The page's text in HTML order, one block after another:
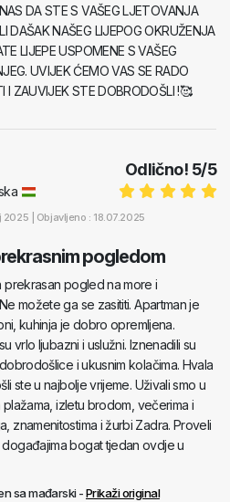
DA STE S VAŠEG LJETOVANJA
DAŠAK NAŠEG LIJEPOG OKRUŽENJA
LIJEPE USPOMENE S VAŠEG
UVIJEK ĆEMO VAS SE RADO
I ZAUVIJEK STE DOBRODOŠLI !🥰
Odlično! 5/5
2025 | Objavljeno : 18.07.2025
pogledom
prekrasan pogled na more i
možete ga se zasititi. Apartman je
kuhinja je dobro opremljena.
vrlo ljubazni i uslužni. Iznenadili su
i ukusnim kolačima. Hvala
ste u najbolje vrijeme. Uživali smo u
plažama, izletu brodom, večerima i
znamenitostima i žurbi Zadra. Proveli
bogat tjedan ovdje u
sa mađarski -Prikaži original